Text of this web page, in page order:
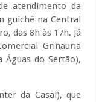
atendimento da
guichê na Central
das 8h às 17h. Já
Grinauria
do Sertão),
da Casal), que